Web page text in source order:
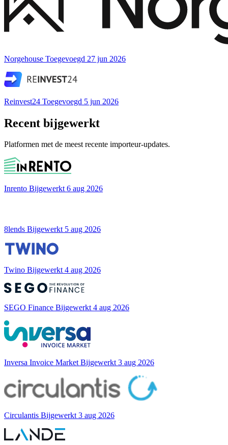
Norgehouse Toegevoegd 27 jun 2026
Reinvest24 Toegevoegd 5 jun 2026
Recent bijgewerkt
Platformen met de meest recente importeur-updates.
Inrento Bijgewerkt 6 aug 2026
8lends Bijgewerkt 5 aug 2026
Twino Bijgewerkt 4 aug 2026
SEGO Finance Bijgewerkt 4 aug 2026
Inversa Invoice MarketBijgewerkt 3 aug 2026
Circulantis Bijgewerkt 3 aug 2026